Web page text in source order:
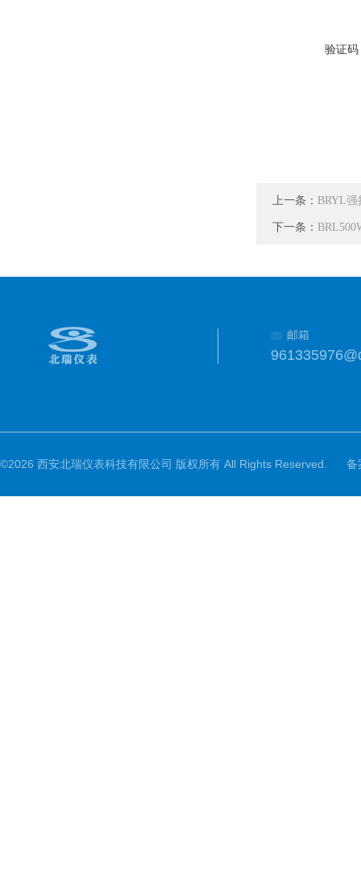
验证码
上一条： BRYL
下一条：
邮箱
©2026 西安北瑞仪表科技有限公司 版权所有 All Rights Reserved. 备